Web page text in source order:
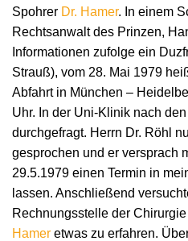
Spohrer Dr. Hamer. In einem
Rechtsanwalt des Prinzen,
Informationen zufolge ein
Strauß), vom 28. Mai 1979
Abfahrt in München –
Uhr. In der Uni-Klinik nach
durchgefragt. Herrn Dr. Röhl
gesprochen und er versprach
29.5.1979 einen Termin in
lassen. Anschließend
Rechnungsstelle der
Hamer etwas zu erfahren.